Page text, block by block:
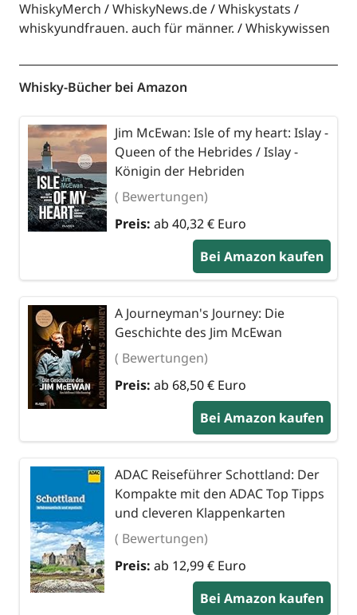
WhiskyMerch WhiskyNews.de
Whiskystats
whiskyundfrauen. auch für männer.
Whiskywissen
Whisky-Bücher bei Amazon
Jim McEwan: Isle of my heart: Islay -
Queen of the Hebrides / Islay -
Königin der Hebriden
( Bewertungen)
Preis: ab 40,32 € Euro
Bei Amazon kaufen
A Journeyman's Journey: Die
Geschichte des Jim McEwan
( Bewertungen)
Preis: ab 68,50 € Euro
Bei Amazon kaufen
ADAC Reiseführer Schottland: Der
Kompakte mit den ADAC Top Tipps
und cleveren Klappenkarten
( Bewertungen)
Preis: ab 12,99 € Euro
Bei Amazon kaufen